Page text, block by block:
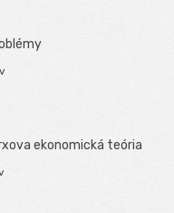
ekonomická teória